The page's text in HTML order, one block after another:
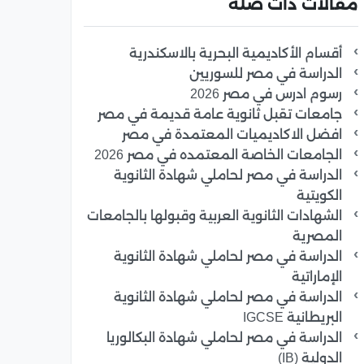
مقالات ذات صلة
أقسام الأكاديمية البحرية بالاسكندرية
الدراسة في مصر للسوريين
رسوم ادرس في مصر 2026
جامعات تقبل ثانوية عامة قديمة في مصر
افضل الاكاديميات المعتمدة في مصر
الجامعات الخاصة المعتمده في مصر 2026
الدراسة في مصر لحاملي شهادة الثانوية
الكويتية
الشهادات الثانوية العربية وقبولها بالجامعات
المصرية
الدراسة في مصر لحاملي شهادة الثانوية
الإماراتية
الدراسة في مصر لحاملي شهادة الثانوية
البريطانية IGCSE
الدراسة في مصر لحاملي شهادة البكالوريا
الدولية (IB)